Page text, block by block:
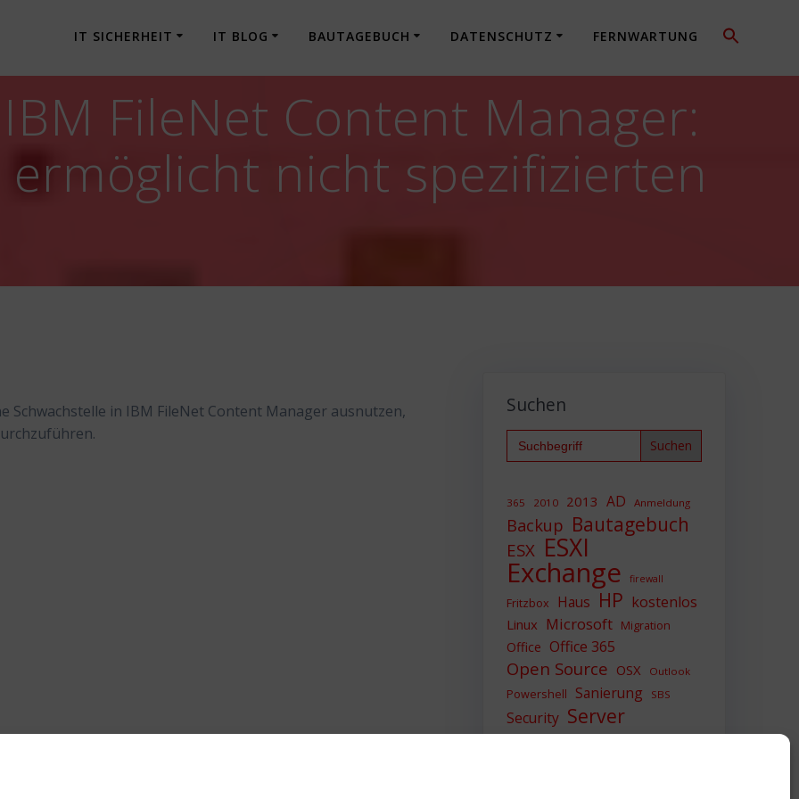
IT SICHERHEIT IT BLOG BAUTAGEBUCH DATENSCHUTZ FERNWARTUNG
FileNet Content Manager:
ermöglicht nicht spezifizierten
in IBM FileNet Content Manager ausnutzen,
Suchen
Search
for:
365 2010 2013 AD Anmeldung
Backup Bautagebuch
ESX ESXI
Exchange firewall
Fritzbox Haus HP kostenlos
Linux Microsoft Migration
Office Office 365
Open Source OSX Outlook
Powershell Sanierung SBS
Security Server
Sicherheit SIEM